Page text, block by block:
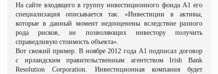
На сайте входящего в группу инвестиционного фонда А1 его
специализация описывается так: «Инвестиции в активы,
которые в данный момент недооценены вследствие разного
рода рисков, не позволяющих инвестору получить
справедливую стоимость объекта».
Вот свежий пример. В ноябре 2012 года А1 подписал договор
с ирландским правительственным агентством Irish Bank
Resolution Corporation. Инвестиционная компания будет